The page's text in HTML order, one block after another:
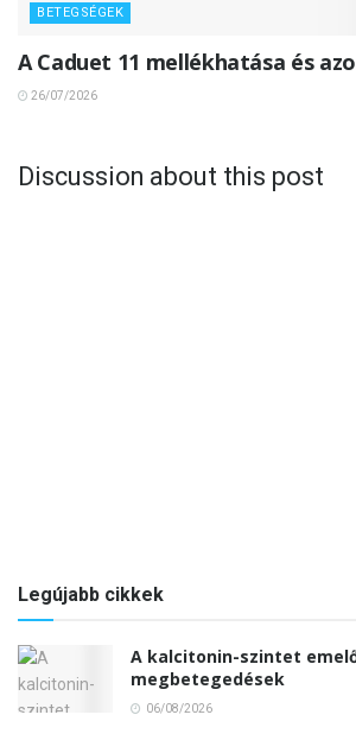
BETEGSÉGEK
A Caduet 11 mellékhatása és
26/07/2026
Discussion about this post
Legújabb cikkek
A kalcitonin-szintet
megbetegedések
06/08/2026